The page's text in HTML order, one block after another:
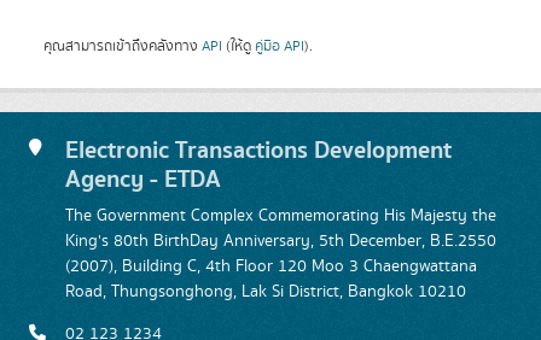
คุณสามารถเข้าถึงคลังทาง API (ให้ดู คู่มือ API).
Electronic Transactions Development
Agency - ETDA
The Government Complex Commemorating His Majesty the
King's 80th BirthDay Anniversary, 5th December, B.E.2550
(2007), Building C, 4th Floor 120 Moo 3 Chaengwattana
Road, Thungsonghong, Lak Si District, Bangkok 10210
02 123 1234